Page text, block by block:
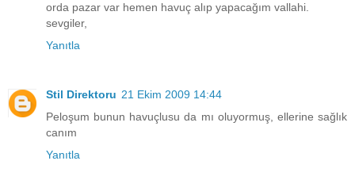
orda pazar var hemen havuç alıp yapacağım vallahi.
sevgiler,
Yanıtla
Stil Direktoru 21 Ekim 2009 14:44
Peloşum bunun havuçlusu da mı oluyormuş, ellerine sağlık
canım
Yanıtla